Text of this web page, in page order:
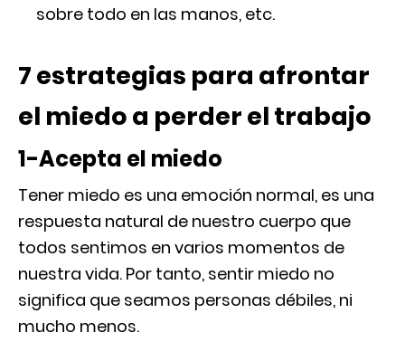
sobre todo en las manos, etc.
7 estrategias para afrontar
el miedo a perder el trabajo
1-Acepta el miedo
Tener miedo es una emoción normal, es una
respuesta natural de nuestro cuerpo que
todos sentimos en varios momentos de
nuestra vida. Por tanto, sentir miedo no
significa que seamos personas débiles, ni
mucho menos.